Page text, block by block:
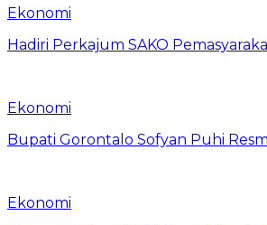
Ekonomi
Hadiri Perkajum SAKO
Ekonomi
Bupati Gorontalo Sofyan Puhi
Ekonomi